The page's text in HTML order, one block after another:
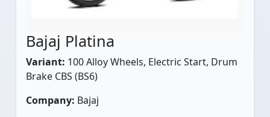
Bajaj Platina
Variant: 100 Alloy Wheels, Electric Start, Drum
Brake CBS (BS6)
Company: Bajaj